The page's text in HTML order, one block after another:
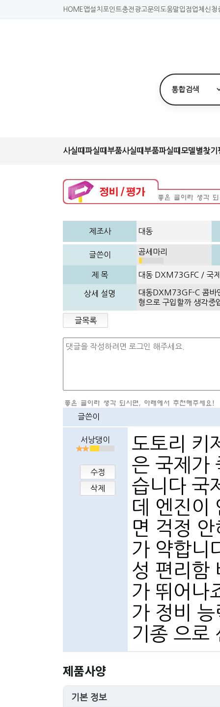
HOME 앱설치 포인트충전 광고문의 도움말입점업체신청
사실때파실때 부품사실때 부품파실때 모델별찾기
제조사 대동
글쓴이 곰세마리
제 목 대동 DXM73GFC / 국
상세 설명
대동DXM73GF-C 콤바
형으로 구입할까 생각중
글목록
글쓴이
서낭댕이
수정
삭제
도토리 키
은 국제가
습니다 국
데 엔진이
면 걱정
가 약합니
성 편리함
가 뛰어나
가 정비
기종 으로
제품사양
기본 정보